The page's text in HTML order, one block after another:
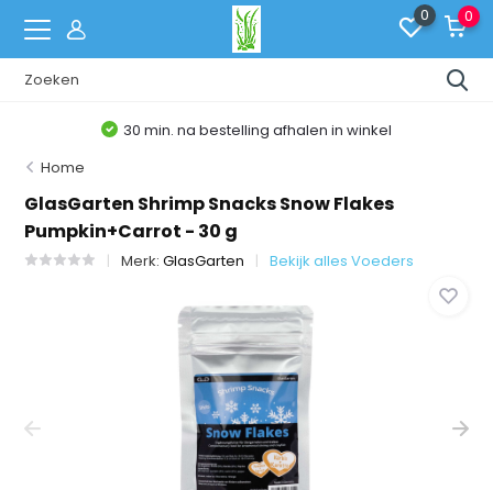
0 0
30 min. na bestelling afhalen in winkel
Home
GlasGarten Shrimp Snacks Snow Flakes
Pumpkin+Carrot - 30 g
Merk:GlasGarten Bekijk alles Voeders